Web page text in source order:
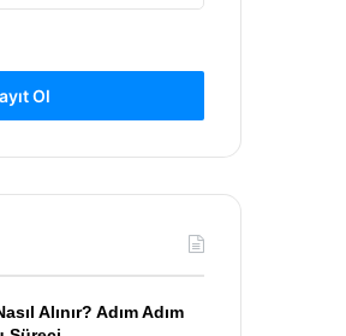
Ol
Alınır? Adım Adım